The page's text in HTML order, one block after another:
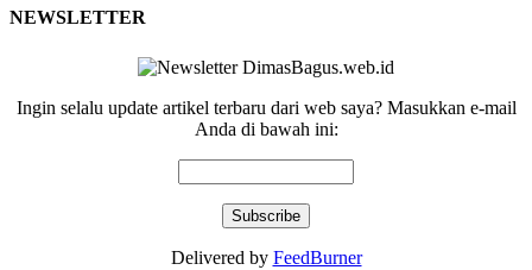
NEWSLETTER
Ingin selalu update artikel terbaru dari web saya? Masukkan e-mail
Anda di bawah ini:
Delivered by FeedBurner